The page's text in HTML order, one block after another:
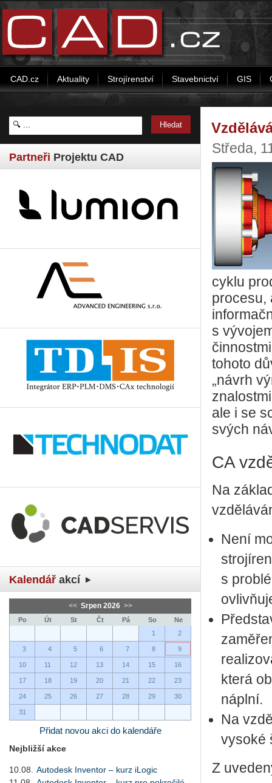
CAD.cz Aktuality Strojírenství Stavebnictví GIS
Partneři Projektu CAD
Kalendář akcí
<< Srpen 2026 >>
Po Út St Čt Pá So
Ne
1
2
3 4 5 6 7 8 9
10 11 12 13 14 15 16
17 18 19 20 21 22 23
24 25 26 27 28 29 30
31
Přidat novou akci do kalendáře
Nejbližší akce
10.08.
Autodesk Inventor – kurz iLogic
Středa,
cyklu
procesu,
s
tohoto
„návrh
ale i se
svých
CA
Na
Není
s
která
náplní.
Na
vysoké
Z